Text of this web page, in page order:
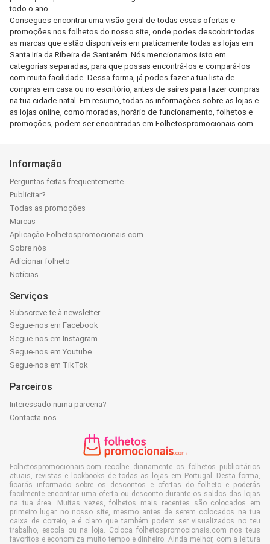
todo o ano.
Consegues encontrar uma visão geral de todas essas ofertas e
promoções nos folhetos do nosso site, onde podes descobrir todas
as marcas que estão disponíveis em praticamente todas as lojas em
Santa Iria da Ribeira de Santarém. Nós mencionamos isto em
categorias separadas, para que possas encontrá-los e compará-los
com muita facilidade. Dessa forma, já podes fazer a tua lista de
compras em casa ou no escritório, antes de saires para fazer compras
na tua cidade natal. Em resumo, todas as informações sobre as lojas e
as lojas online, como moradas, horário de funcionamento, folhetos e
promoções, podem ser encontradas em Folhetospromocionais.com.
Informação
Perguntas feitas frequentemente
Publicitar?
Todas as promoções
Marcas
Aplicação Folhetospromocionais.com
Sobre nós
Adicionar folheto
Notícias
Serviços
Subscreve-te à newsletter
Segue-nos em Facebook
Segue-nos em Instagram
Segue-nos em Youtube
Segue-nos em TikTok
Parceiros
Interessado numa parceria?
Contacta-nos
Folhetospromocionais.com recolhe diariamente os folhetos publicitários
atuais, revistas e lookbooks de todas as lojas em Portugal. Desta forma,
ficarás informado sobre os descontos e ofertas do folheto e poderás
facilmente encontrar uma oferta ou desconto durante os saldos das lojas
na tua área. Muitas vezes, folhetos mais recentes são colocados em
primeiro lugar no nosso site, mesmo antes de serem colocados na tua
caixa de correio, e é claro que também podem ser visualizados no teu
trabalho, escola ou na loja. Coloca folhetospromocionais.com nos teus
favoritos e economiza muito tempo e dinheiro. Ainda melhor, com a leitura